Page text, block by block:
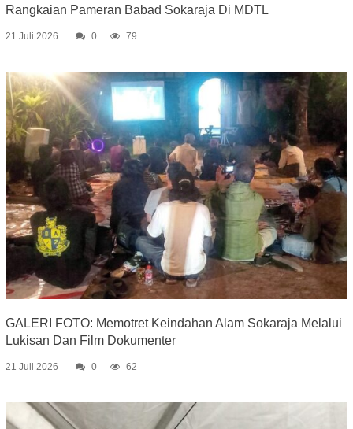
Rangkaian Pameran Babad Sokaraja Di MDTL
21 Juli 2026 0 79
GALERI FOTO: Memotret Keindahan Alam Sokaraja Melalui
Lukisan Dan Film Dokumenter
21 Juli 2026 0 62